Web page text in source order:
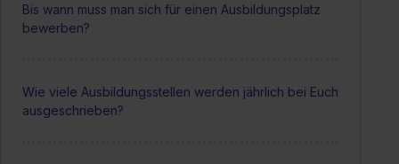
Bis wann muss man sich für einen Ausbildungsplatz
bewerben?
Wie viele Ausbildungsstellen werden jährlich bei Euch
ausgeschrieben?